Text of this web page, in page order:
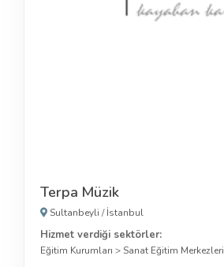
Terpa Müzik
Sultanbeyli /İstanbul
Hizmet verdiği sektörler:
Eğitim Kurumları > Sanat Eğitim Merkezleri